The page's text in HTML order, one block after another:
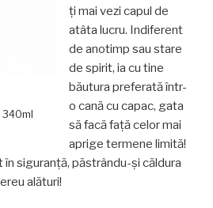
ţi mai vezi capul de
atâta lucru. Indiferent
de anotimp sau stare
de spirit, ia cu tine
băutura preferată într-
o cană cu capac, gata
să facă faţă celor mai
aprige termene limită!
siguranţă, păstrându-şi căldura
alături!